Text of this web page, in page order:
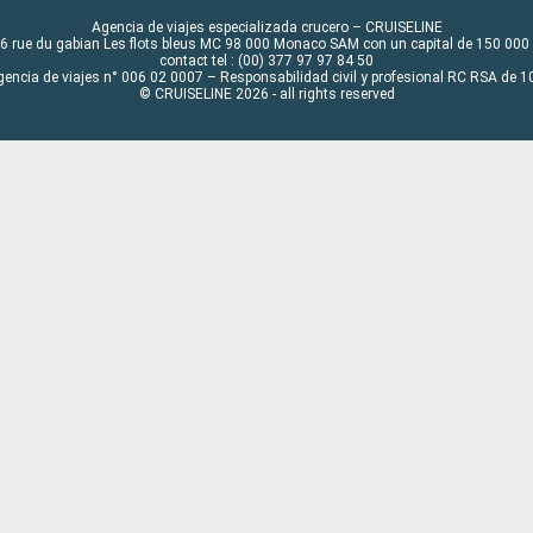
Agencia de viajes especializada crucero – CRUISELINE
rue du gabian Les flots bleus MC 98 000 Monaco SAM con un capital de 150 000
contact tel : (00) 377 97 97 84 50
de viajes n° 006 02 0007 – Responsabilidad civil y profesional RC RSA de
© CRUISELINE 2026 - all rights reserved